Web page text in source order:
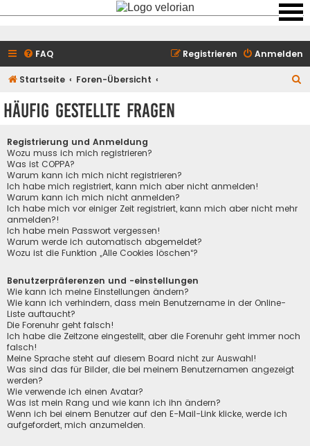
FAQ Anmelden
Registrieren
Startseite Foren-Übersicht
Häufig gestellte Fragen
Registrierung und Anmeldung
Wozu muss ich mich registrieren?
Was ist COPPA?
Warum kann ich mich nicht registrieren?
Ich habe mich registriert, kann mich aber nicht anmelden!
Warum kann ich mich nicht anmelden?
Ich habe mich vor einiger Zeit registriert, kann mich aber nicht mehr
anmelden?!
Ich habe mein Passwort vergessen!
Warum werde ich automatisch abgemeldet?
Wozu ist die Funktion „Alle Cookies löschen“?
Benutzerpräferenzen und -einstellungen
Wie kann ich meine Einstellungen ändern?
Wie kann ich verhindern, dass mein Benutzername in der Online-
Liste auftaucht?
Die Forenuhr geht falsch!
Ich habe die Zeitzone eingestellt, aber die Forenuhr geht immer noch
falsch!
Meine Sprache steht auf diesem Board nicht zur Auswahl!
Was sind das für Bilder, die bei meinem Benutzernamen angezeigt
werden?
Wie verwende ich einen Avatar?
Was ist mein Rang und wie kann ich ihn ändern?
Wenn ich bei einem Benutzer auf den E-Mail-Link klicke, werde ich
aufgefordert, mich anzumelden.